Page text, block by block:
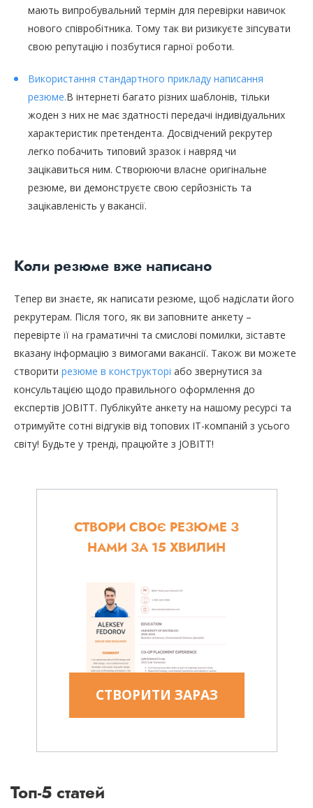
мають випробувальний термін для перевірки навичок
нового співробітника. Тому так ви ризикуєте зіпсувати
свою репутацію і позбутися гарної роботи.
Використання стандартного прикладу написання
резюме.В інтернеті багато різних шаблонів, тільки
жоден з них не має здатності передачі індивідуальних
характеристик претендента. Досвідчений рекрутер
легко побачить типовий зразок і навряд чи
зацікавиться ним. Створюючи власне оригінальне
резюме, ви демонструєте свою серйозність та
зацікавленість у вакансії.
Коли резюме вже написано
Тепер ви знаєте, як написати резюме, щоб надіслати його
рекрутерам. Після того, як ви заповните анкету –
перевірте її на граматичні та смислові помилки, зіставте
вказану інформацію з вимогами вакансії. Також ви можете
створити резюме в конструкторі або звернутися за
консультацією щодо правильного оформлення до
експертів JOBITT. Публікуйте анкету на нашому ресурсі та
отримуйте сотні відгуків від топових IT-компаній з усього
світу! Будьте у тренді, працюйте з JOBITT!
СТВОРИ СВОЄ РЕЗЮМЕ З
НАМИ ЗА 15 ХВИЛИН
СТВОРИТИ ЗАРАЗ
Топ-5 статей